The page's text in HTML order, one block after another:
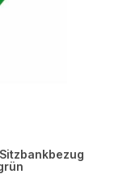
Sitzbankbezug